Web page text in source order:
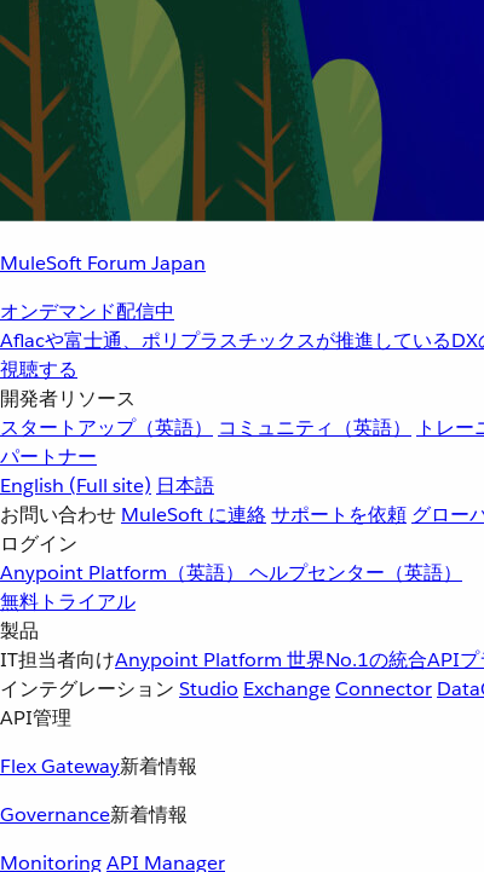
MuleSoft Forum Japan
オンデマンド配信中
Aflacや富士通、ポリプラスチックスが推進しているDX
視聴する
開発者リソース
スタートアップ（英語）
コミュニティ（英語） トレー
パートナー
English (Full site) 日本語
お問い合わせ MuleSoft に連絡サポートを依頼 グロー
ログイン
Anypoint Platform（英語） ヘルプセンター（英語）
無料トライアル
製品
IT担当者向けAnypoint Platform 世界No.1の統合API
インテグレーション Studio ExchangeConnector
API管理
Flex Gateway新着情報
Governance新着情報
MonitoringAPI Manager